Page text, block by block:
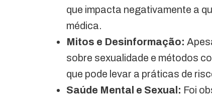
que impacta negativamente a
médica.
Mitos e Desinformação:
sobre sexualidade e métodos
que pode levar a práticas de
Saúde Mental e Sexual: Foi